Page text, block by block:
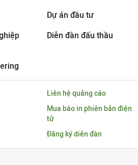
Dự án đầu tư
Diễn đàn đấu thầu
Liên hệ quảng cáo
Mua báo in phiên bản điện
tử
Đăng ký diễn đàn